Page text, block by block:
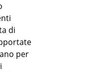
di
per